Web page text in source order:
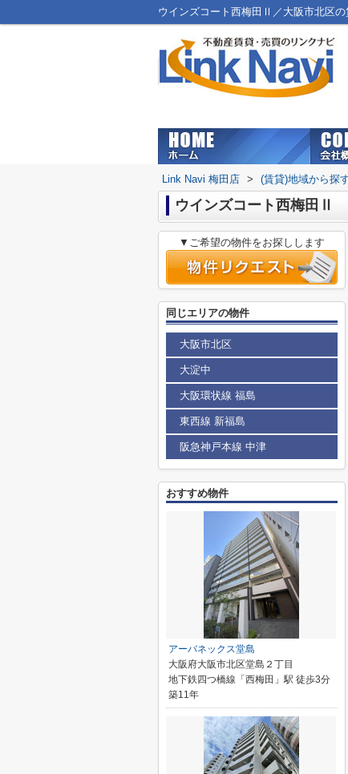
ウインズコート西梅田Ⅱ／大阪市北区
Link Navi 梅田店 > (賃貸)地域から探
ウインズコート西梅田Ⅱ
▼ご希望の物件をお探しします
同じエリアの物件
大阪市北区
大淀中
大阪環状線 福島
東西線 新福島
阪急神戸本線 中津
おすすめ物件
アーバネックス堂島
大阪府大阪市北区堂島２丁目
地下鉄四つ橋線「西梅田」駅 徒歩3分
築11年